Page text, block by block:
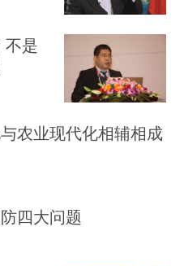
不是
农业现代化相辅相成
四大问题